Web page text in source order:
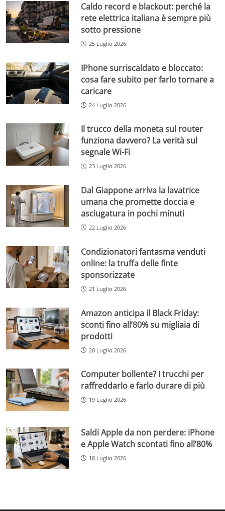
Caldo record e blackout: perché la
rete elettrica italiana è sempre più
sotto pressione
25 Luglio 2026
IPhone surriscaldato e bloccato:
cosa fare subito per farlo tornare a
caricare
24 Luglio 2026
Il trucco della moneta sul router
funziona davvero? La verità sul
segnale Wi-Fi
23 Luglio 2026
Dal Giappone arriva la lavatrice
umana che promette doccia e
asciugatura in pochi minuti
22 Luglio 2026
Condizionatori fantasma venduti
online: la truffa delle finte
sponsorizzate
21 Luglio 2026
Amazon anticipa il Black Friday:
sconti fino all’80% su migliaia di
prodotti
20 Luglio 2026
Computer bollente? I trucchi per
raffreddarlo e farlo durare di più
19 Luglio 2026
Saldi Apple da non perdere: iPhone
e Apple Watch scontati fino all’80%
18 Luglio 2026